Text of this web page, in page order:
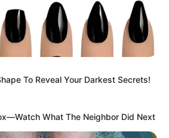
To Reveal Your Darkest Secrets!
What The Neighbor Did Next